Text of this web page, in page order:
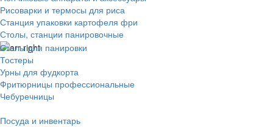
Рисоварки и термосы для риса
Станция упаковки картофеля фри
Столы, станции панировочные
Столы для панировки
Тостеры
Урны для фудкорта
Фритюрницы профессиональные
Чебуречницы
Посуда и инвентарь